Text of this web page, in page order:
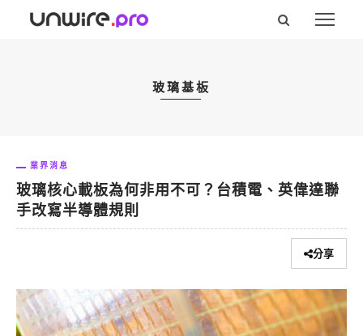
玻璃基板
業界消息
玻璃核心載板為何非用不可？台積電、英偉達聯
手改寫半導體規則
分享